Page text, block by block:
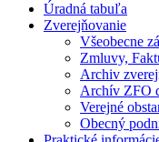
Úradná tabuľa
Zverejňovanie
Všeobecne
Zmluvy,
Archiv
Archív ZFO
Verejné
Obecný